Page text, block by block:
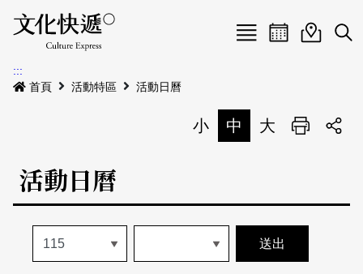
Menu
最新公告
本期專題
歷史專題
活動特區
活動列表
關於我們
活動日曆活動地圖
展
:::
首頁
活動特區 活動日曆
小 中 大 列印
活動日曆